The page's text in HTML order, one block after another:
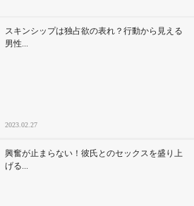
スキンシップは独占欲の表れ？行動から見える
男性...
2023.02.27
興奮が止まらない！彼氏とのセックスを盛り上
げる...